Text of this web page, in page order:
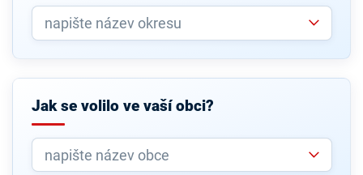
Jak se volilo ve vaší obci?